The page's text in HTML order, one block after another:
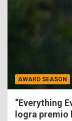
AWARD SEASON
“Everything
logra premio